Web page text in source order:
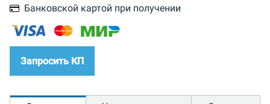
Банковской картой при получении
Запросить КП